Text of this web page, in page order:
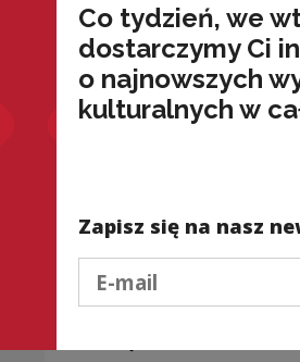
Projekty kulturalne i edukacyjne
Początki Wspólne - 6.
część pakietu
Co tydzień, we
dostarczymy Ci
o najnowszych
kulturalnych w
Zapisz się na nasz